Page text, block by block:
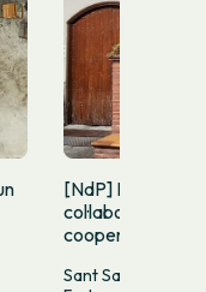
[NdP] La FCAC i
col·laboració
cooperatiu
Sant Sadurní